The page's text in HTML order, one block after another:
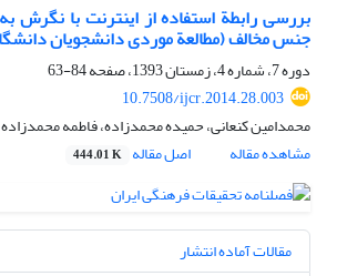
بررسی رابطة استفاده از اینترنت با نگرش
جنس مخالف (مطالعة موردی دانشجویان
دوره 7، شماره 4، زمستان 1393، صفحه
84-63
10.7508/ijcr.2014.28.003
محمدامین کنعانی، حمیده محمدزاده، فاطمه محمدزاده
مشاهده مقاله
اصل مقاله 444.01 K
مقالات آماده انتشار